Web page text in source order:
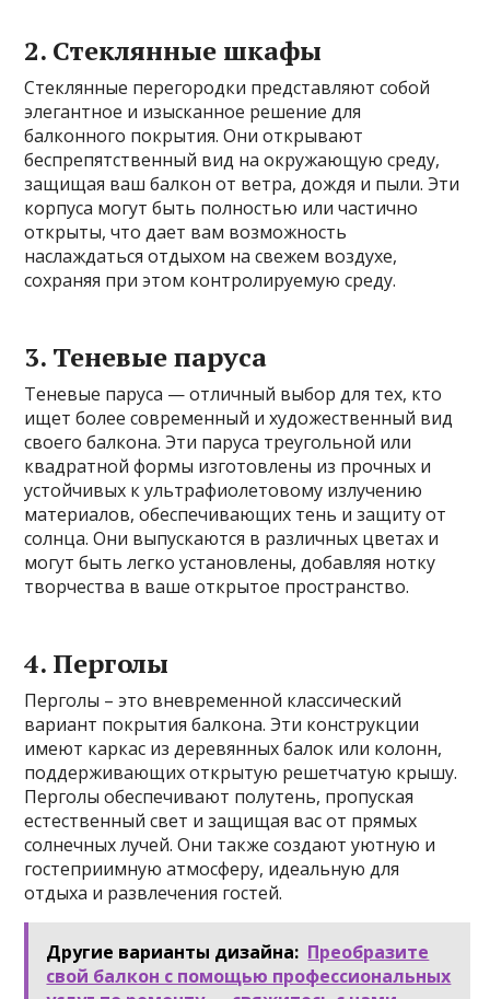
2. Стеклянные шкафы
Стеклянные перегородки представляют собой
элегантное и изысканное решение для
балконного покрытия. Они открывают
беспрепятственный вид на окружающую среду,
защищая ваш балкон от ветра, дождя и пыли. Эти
корпуса могут быть полностью или частично
открыты, что дает вам возможность
наслаждаться отдыхом на свежем воздухе,
сохраняя при этом контролируемую среду.
3. Теневые паруса
Теневые паруса — отличный выбор для тех, кто
ищет более современный и художественный вид
своего балкона. Эти паруса треугольной или
квадратной формы изготовлены из прочных и
устойчивых к ультрафиолетовому излучению
материалов, обеспечивающих тень и защиту от
солнца. Они выпускаются в различных цветах и ​​
могут быть легко установлены, добавляя нотку
творчества в ваше открытое пространство.
4. Перголы
Перголы – это вневременной классический
вариант покрытия балкона. Эти конструкции
имеют каркас из деревянных балок или колонн,
поддерживающих открытую решетчатую крышу.
Перголы обеспечивают полутень, пропуская
естественный свет и защищая вас от прямых
солнечных лучей. Они также создают уютную и
гостеприимную атмосферу, идеальную для
отдыха и развлечения гостей.
Другие варианты дизайна: Преобразите
свой балкон с помощью профессиональных